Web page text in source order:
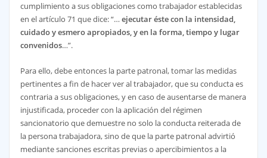
cumplimiento a sus obligaciones como trabajador establecidas
en el artículo 71 que dice: “… ejecutar éste con la intensidad,
cuidado y esmero apropiados, y en la forma, tiempo y lugar
convenidos…”.
Para ello, debe entonces la parte patronal, tomar las medidas
pertinentes a fin de hacer ver al trabajador, que su conducta es
contraria a sus obligaciones, y en caso de ausentarse de manera
injustificada, proceder con la aplicación del régimen
sancionatorio que demuestre no solo la conducta reiterada de
la persona trabajadora, sino de que la parte patronal advirtió
mediante sanciones escritas previas o apercibimientos a la